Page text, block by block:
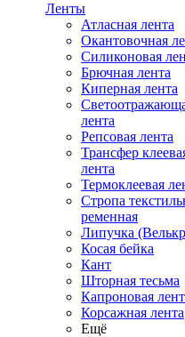
Ленты
Атласная лента
Окантовочная
Силиконовая
Брючная лента
Киперная лента
лента
Репсовая лента
Трансфер
лента
Термоклеевая
Стропа
ременная
Липучка
Косая бейка
Кант
Шторная тесьма
Капроновая
Корсажная лента
Ещё